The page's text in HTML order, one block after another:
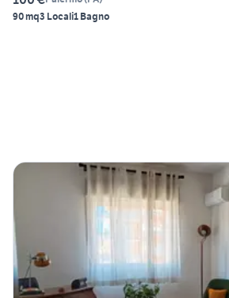
90 mq3 Locali1 Bagno